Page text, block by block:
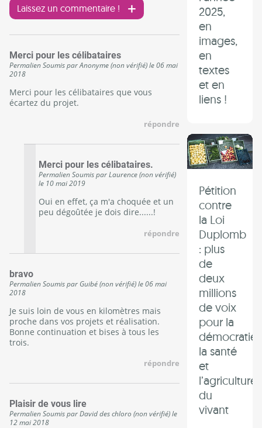
2025,
en
images,
en
textes
et en
liens !
Pétition
contre
la Loi
Duplomb
: plus
de
deux
millions
de voix
pour la
démocratie,
la santé
et
l’agriculture
du
vivant
Laissez un commentaire !
Merci pour les célibataires
PermalienSoumis parAnonyme (non vérifié)le06 mai
2018
Merci pour les célibataires que vous
écartez du projet.
répondre
Merci pour les célibataires.
PermalienSoumis parLaurence (non vérifié)
le 10 mai 2019
Oui en effet, ça m'a choquée et un
peu dégoûtée je dois dire......!
répondre
bravo
PermalienSoumis par Guibé (non vérifié)le06 mai
2018
Je suis loin de vous en kilomètres mais
proche dans vos projets et réalisation.
Bonne continuation et bises à tous les
trois.
répondre
Plaisir de vous lire
PermalienSoumis parDavid des chloro (non vérifié)le
12 mai 2018